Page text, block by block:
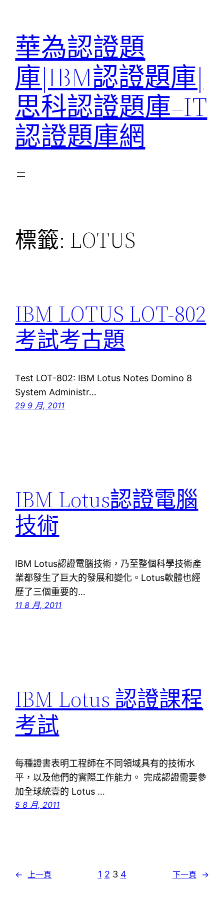
華為認證題
庫|IBM認證題庫|
思科認證題庫–IT
認證題庫網
標籤: LOTUS
IBM LOTUS LOT-802
考試考古題
Test LOT-802: IBM Lotus Notes Domino 8
System Administr…
29 9 月, 2011
IBM Lotus認證電腦
技術
IBM Lotus認證電腦技術，乃至整個科學技術產
業都發生了巨大的發展和變化。Lotus軟體也經
歷了三個重要的…
11 8 月, 2011
IBM Lotus 認證課程
考試
每種證書表明工程師在不同領域具有的技術水
平，以及他們的實際工作能力。 完成認證需要參
加全球統壹的 Lotus …
5 8 月, 2011
← 上一頁 1 2 3 4 下一頁 →